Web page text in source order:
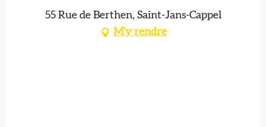
55 Rue de Berthen, Saint-Jans-Cappel
M'y rendre